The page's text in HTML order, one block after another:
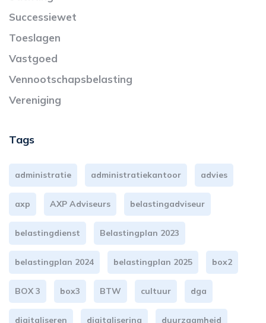
Successiewet
Toeslagen
Vastgoed
Vennootschapsbelasting
Vereniging
Tags
administratie administratiekantoor advies
axp AXP Adviseurs belastingadviseur
belastingdienst Belastingplan 2023
belastingplan 2024 belastingplan 2025 box2
BOX 3 box3 BTW cultuur dga
digitaliseren digitalisering duurzaamheid